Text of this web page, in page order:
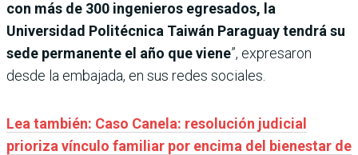
con más de 300 ingenieros egresados, la
Universidad Politécnica Taiwán Paraguay tendrá su
sede permanente el año que viene”, expresaron
desde la embajada, en sus redes sociales.
Lea también: Caso Canela: resolución judicial
prioriza vínculo familiar por encima del bienestar de